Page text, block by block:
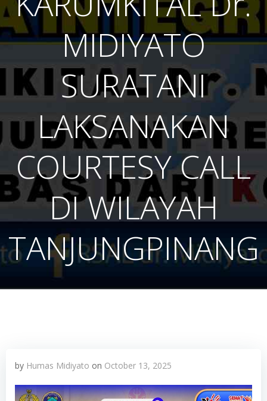
MIDIYATO
SURATANI
LAKSANAKAN
COURTESY CALL
DI WILAYAH
TANJUNGPINANG
by Humas Midiyato on October 13, 2025